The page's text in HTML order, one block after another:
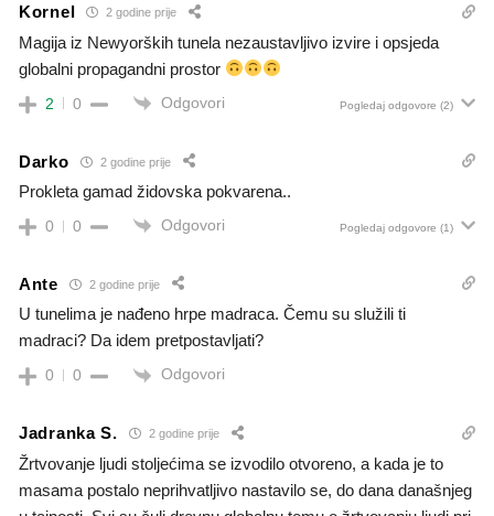
Kornel 2 godine prije
Magija iz Newyorških tunela nezaustavljivo izvire i opsjeda
globalni propagandni prostor
2 0 Odgovori Pogledaj odgovore (2)
Darko 2 godine prije
Prokleta gamad židovska pokvarena..
0 0 Odgovori Pogledaj odgovore (1)
Ante 2 godine prije
U tunelima je nađeno hrpe madraca. Čemu su služili ti
madraci? Da idem pretpostavljati?
0 0 Odgovori
Jadranka S. 2 godine prije
Žrtvovanje ljudi stoljećima se izvodilo otvoreno, a kada je to
masama postalo neprihvatljivo nastavilo se, do dana današnjeg